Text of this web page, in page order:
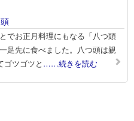
でお正月料理にもなる「八つ頭
足先に食べました。八つ頭は親
ゴツゴツと ……続きを読む